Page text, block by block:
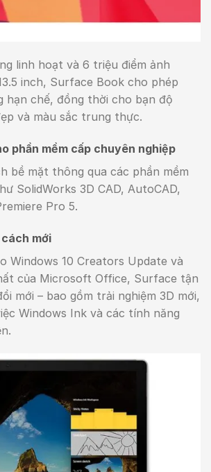
linh hoạt và 6 triệu điểm ảnh
inch, Surface Book cho phép
hạn chế, đồng thời cho bạn độ
và màu sắc trung thực.
phần mềm cấp chuyên nghiệp
bề mặt thông qua các phần mềm
SolidWorks 3D CAD, AutoCAD,
Pro 5.
mới
Windows 10 Creators Update và
của Microsoft Office, Surface tận
mới – bao gồm trải nghiệm 3D mới,
Windows Ink và các tính năng